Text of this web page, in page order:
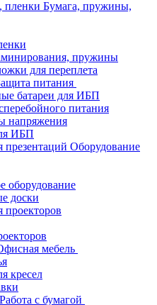
Бумага, пружины,
пружины
для переплета
питания
батареи для ИБП
питания
напряжения
ИБП
Оборудование
оборудование
доски
проекторов
мебель
кресел
Работа с бумагой